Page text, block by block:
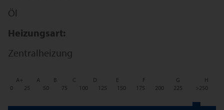
Öl
Heizungsart:
Zentralheizung
A+ A B C D E F G
H
0
25 50 75 100 125 150 175 200 225 >250